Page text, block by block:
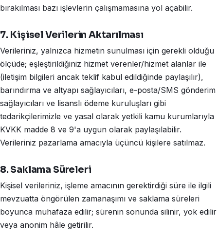
bırakılması bazı işlevlerin çalışmamasına yol açabilir.
7. Kişisel Verilerin Aktarılması
Verileriniz, yalnızca hizmetin sunulması için gerekli olduğu
ölçüde; eşleştirildiğiniz hizmet verenler/hizmet alanlar ile
(iletişim bilgileri ancak teklif kabul edildiğinde paylaşılır),
barındırma ve altyapı sağlayıcıları, e-posta/SMS gönderim
sağlayıcıları ve lisanslı ödeme kuruluşları gibi
tedarikçilerimizle ve yasal olarak yetkili kamu kurumlarıyla
KVKK madde 8 ve 9'a uygun olarak paylaşılabilir.
Verileriniz pazarlama amacıyla üçüncü kişilere satılmaz.
8. Saklama Süreleri
Kişisel verileriniz, işleme amacının gerektirdiği süre ile ilgili
mevzuatta öngörülen zamanaşımı ve saklama süreleri
boyunca muhafaza edilir; sürenin sonunda silinir, yok edilir
veya anonim hâle getirilir.